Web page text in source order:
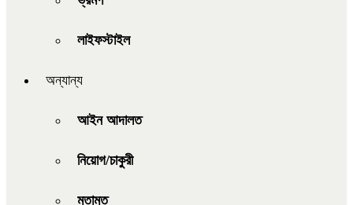
লাইফস্টাইল
অন্যান্য
আইন আদালত
নিয়োগ/চাকুরী
মতামত